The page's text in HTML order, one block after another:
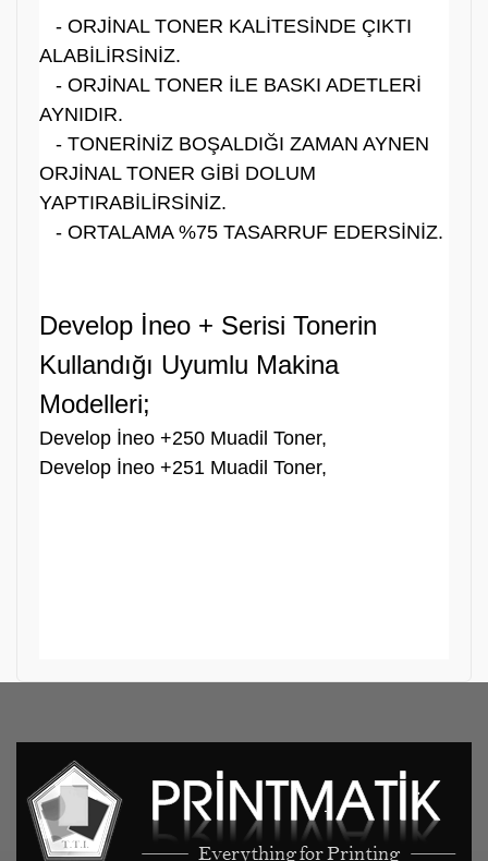
- ORJİNAL TONER KALİTESİNDE ÇIKTI
ALABİLİRSİNİZ.
- ORJİNAL TONER İLE BASKI ADETLERİ
AYNIDIR.
- TONERİNİZ BOŞALDIĞI ZAMAN AYNEN
ORJİNAL TONER GİBİ DOLUM
YAPTIRABİLİRSİNİZ.
- ORTALAMA %75 TASARRUF EDERSİNİZ.
Develop İneo + Serisi Tonerin
Kullandığı Uyumlu Makina
Modelleri;
Develop İneo +250 Muadil Toner,
Develop İneo +251 Muadil Toner,